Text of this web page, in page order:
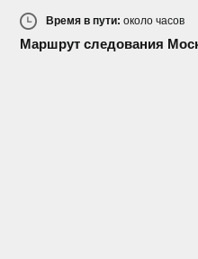
Время в пути: около часов
Маршрут следования